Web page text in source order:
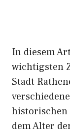
In diesem
wichtigsten
Stadt
historischen
dem Alter